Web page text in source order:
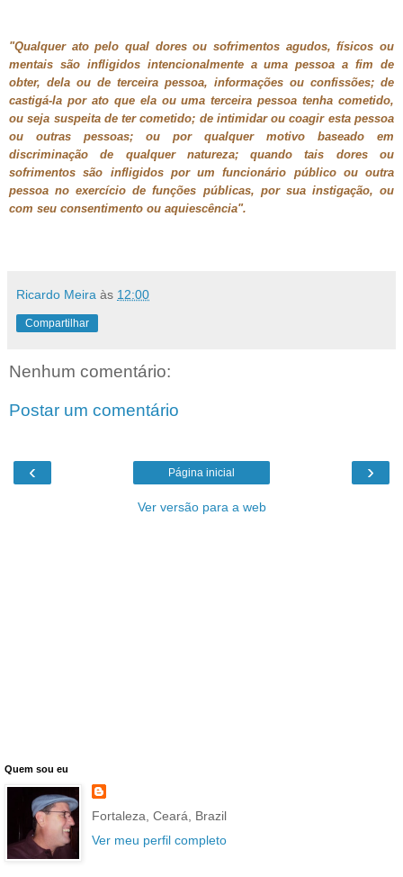
"Qualquer ato pelo qual dores ou sofrimentos agudos, físicos ou
mentais são infligidos intencionalmente a uma pessoa a fim de
obter, dela ou de terceira pessoa, informações ou confissões; de
castigá-la por ato que ela ou uma terceira pessoa tenha cometido,
ou seja suspeita de ter cometido; de intimidar ou coagir esta pessoa
ou outras pessoas; ou por qualquer motivo baseado em
discriminação de qualquer natureza; quando tais dores ou
sofrimentos são infligidos por um funcionário público ou outra
pessoa no exercício de funções públicas, por sua instigação, ou
com seu consentimento ou aquiescência".
Ricardo Meira às 12:00
Compartilhar
Nenhum comentário:
Postar um comentário
‹ ›
Página inicial
Ver versão para a web
Quem sou eu
Fortaleza, Ceará, Brazil
Ver meu perfil completo